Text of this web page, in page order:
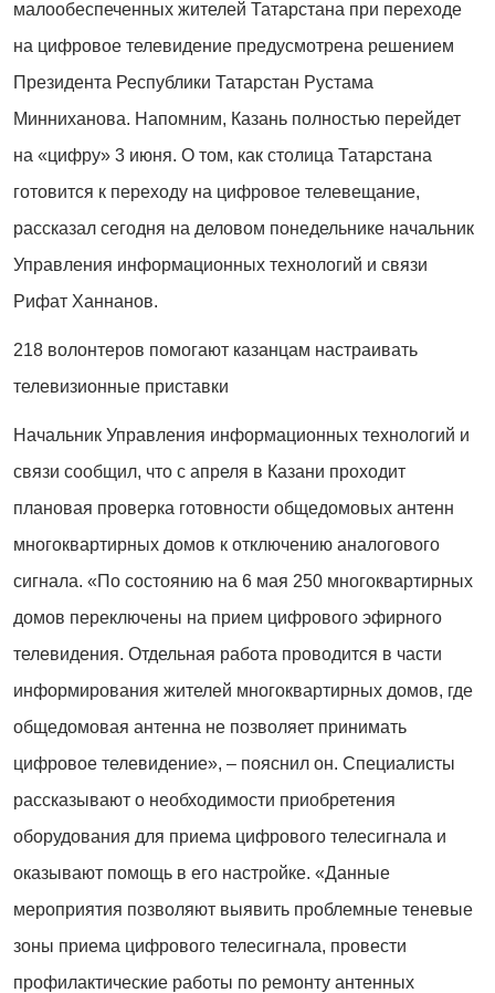
малообеспеченных жителей Татарстана при переходе
на цифровое телевидение предусмотрена решением
Президента Республики Татарстан Рустама
Минниханова. Напомним, Казань полностью перейдет
на «цифру» 3 июня. О том, как столица Татарстана
готовится к переходу на цифровое телевещание,
рассказал сегодня на деловом понедельнике начальник
Управления информационных технологий и связи
Рифат Ханнанов.
218 волонтеров помогают казанцам настраивать
телевизионные приставки
Начальник Управления информационных технологий и
связи сообщил, что с апреля в Казани проходит
плановая проверка готовности общедомовых антенн
многоквартирных домов к отключению аналогового
сигнала. «По состоянию на 6 мая 250 многоквартирных
домов переключены на прием цифрового эфирного
телевидения. Отдельная работа проводится в части
информирования жителей многоквартирных домов, где
общедомовая антенна не позволяет принимать
цифровое телевидение», – пояснил он. Специалисты
рассказывают о необходимости приобретения
оборудования для приема цифрового телесигнала и
оказывают помощь в его настройке. «Данные
мероприятия позволяют выявить проблемные теневые
зоны приема цифрового телесигнала, провести
профилактические работы по ремонту антенных